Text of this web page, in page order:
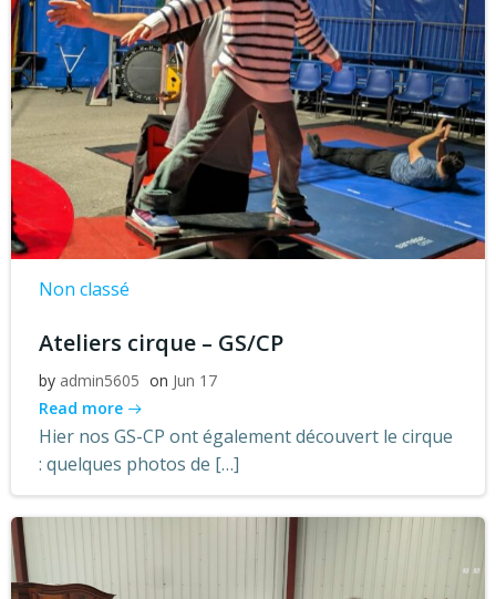
Non classé
Ateliers cirque – GS/CP
by admin5605 on Jun 17
Read more
Hier nos GS-CP ont également découvert le cirque
: quelques photos de […]